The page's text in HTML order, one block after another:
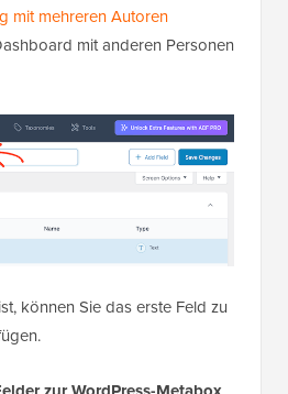
mit mehreren Autoren
mit anderen Personen
können Sie das erste Feld zu